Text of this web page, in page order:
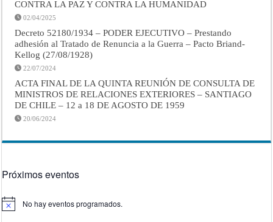
CONTRA LA PAZ Y CONTRA LA HUMANIDAD
02/04/2025
Decreto 52180/1934 – PODER EJECUTIVO – Prestando
adhesión al Tratado de Renuncia a la Guerra – Pacto Briand-
Kellog (27/08/1928)
22/07/2024
ACTA FINAL DE LA QUINTA REUNIÓN DE CONSULTA DE
MINISTROS DE RELACIONES EXTERIORES – SANTIAGO
DE CHILE – 12 a 18 DE AGOSTO DE 1959
20/06/2024
Próximos eventos
Aviso No hay eventos programados.